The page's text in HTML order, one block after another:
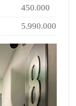
450.000
5.990.000